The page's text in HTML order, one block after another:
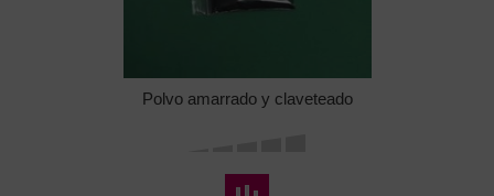
Polvo amarrado y claveteado